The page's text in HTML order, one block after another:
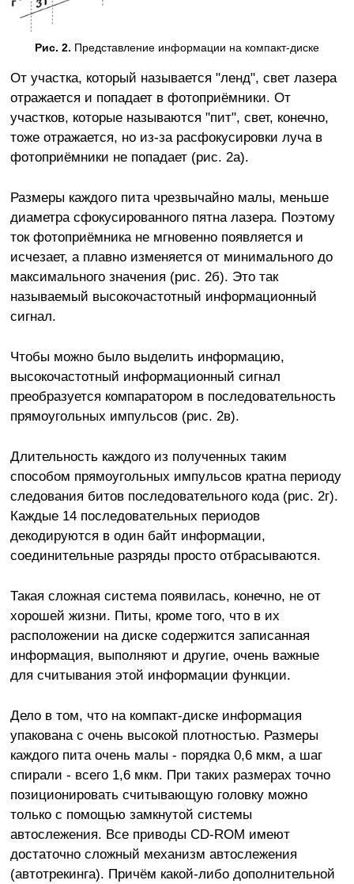
Рис. 2. Представление информации на компакт-диске
От участка, который называется "ленд", свет лазера
отражается и попадает в фотоприёмники. От
участков, которые называются "пит", свет, конечно,
тоже отражается, но из-за расфокусировки луча в
фотоприёмники не попадает (рис. 2а).
Размеры каждого пита чрезвычайно малы, меньше
диаметра сфокусированного пятна лазера. Поэтому
ток фотоприёмника не мгновенно появляется и
исчезает, а плавно изменяется от минимального до
максимального значения (рис. 2б). Это так
называемый высокочастотный информационный
сигнал.
Чтобы можно было выделить информацию,
высокочастотный информационный сигнал
преобразуется компаратором в последовательность
прямоугольных импульсов (рис. 2в).
Длительность каждого из полученных таким
способом прямоугольных импульсов кратна периоду
следования битов последовательного кода (рис. 2г).
Каждые 14 последовательных периодов
декодируются в один байт информации,
соединительные разряды просто отбрасываются.
Такая сложная система появилась, конечно, не от
хорошей жизни. Питы, кроме того, что в их
расположении на диске содержится записанная
информация, выполняют и другие, очень важные
для считывания этой информации функции.
Дело в том, что на компакт-диске информация
упакована с очень высокой плотностью. Размеры
каждого пита очень малы - порядка 0,6 мкм, а шаг
спирали - всего 1,6 мкм. При таких размерах точно
позиционировать считывающую головку можно
только с помощью замкнутой системы
автослежения. Все приводы CD-ROM имеют
достаточно сложный механизм автослежения
(автотрекинга). Причём какой-либо дополнительной